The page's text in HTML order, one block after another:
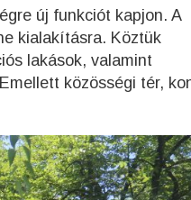
új funkciót kapjon. A
kialakításra. Köztük
lakások, valamint
közösségi tér,